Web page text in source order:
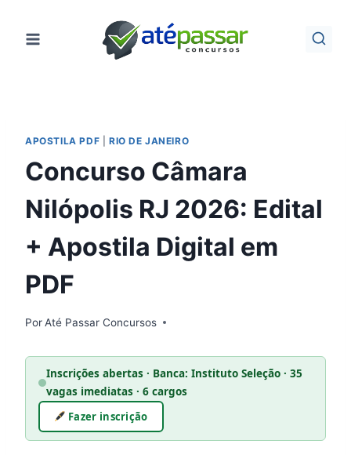
para
APOSTILA PDF RIO DE JANEIRO
Concurso Câmara
Nilópolis RJ 2026: Edital
+ Apostila Digital em
PDF
PorAté Passar Concursos
Inscrições abertas · Banca: Instituto Seleção · 35
vagas imediatas · 6 cargos
Fazer inscrição